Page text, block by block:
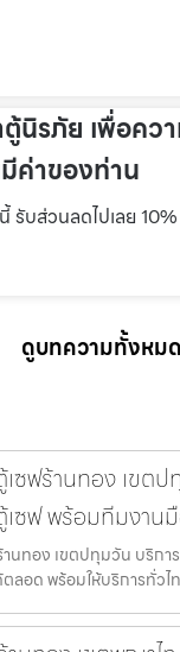
ตู้นิรภัย เพื่อค
ค่าของท่าน
รับส่วนลดไปเลย 10%
ดูบทความทั้งหมด
ซฟร้านทอง เขต
ซฟ พร้อมทีมงาน
นทอง เขตปทุมวัน บริกา
ลอด พร้อมให้บริการทั่วไ